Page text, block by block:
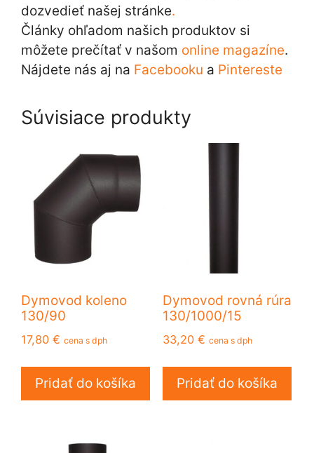
dozvedieť našej stránke.
Články ohľadom našich produktov si
môžete prečítať v našom online magazíne.
Nájdete nás aj na Facebooku a Pintereste
Súvisiace produkty
Dymovod koleno
130/90
17,80 € cena s dph
Pridať do košíka
Dymovod rovná rúra
130/1000/15
33,20 € cena s dph
Pridať do košíka